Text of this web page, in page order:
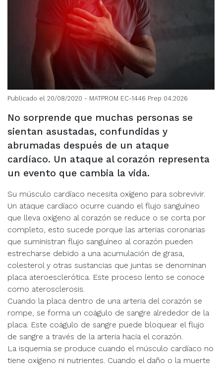
Publicado el 20/08/2020 - MATPROM EC-1446 Prep 04.2026
No sorprende que muchas personas se
sientan asustadas, confundidas y
abrumadas después de un ataque
cardíaco. Un ataque al corazón representa
un evento que cambia la vida.
Su músculo cardíaco necesita oxígeno para sobrevivir.
Un ataque cardíaco ocurre cuando el flujo sanguíneo
que lleva oxígeno al corazón se reduce o se corta por
completo, esto sucede porque las arterias coronarias
que suministran flujo sanguíneo al corazón pueden
estrecharse debido a una acumulación de grasa,
colesterol y otras sustancias que juntas se denominan
placa ateroesclerótica. Este proceso lento se conoce
como aterosclerosis.
Cuando la placa dentro de una arteria del corazón se
rompe, se forma un coágulo de sangre alrededor de la
placa. Este coágulo de sangre puede bloquear el flujo
de sangre a través de la arteria hacia el corazón.
La isquemia se produce cuando el músculo cardíaco no
tiene oxígeno ni nutrientes. Cuando el daño o la muerte